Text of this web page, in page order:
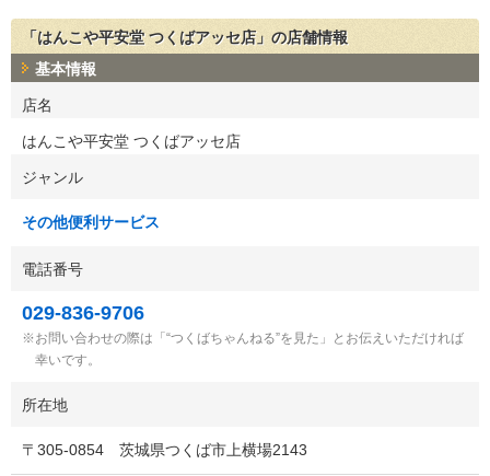
「はんこや平安堂 つくばアッセ店」の店舗情報
基本情報
店名
はんこや平安堂 つくばアッセ店
ジャンル
その他便利サービス
電話番号
029-836-9706
お問い合わせの際は「“つくばちゃんねる”を見た」とお伝えいただければ
幸いです。
所在地
〒 305-0854 茨城県つくば市上横場2143